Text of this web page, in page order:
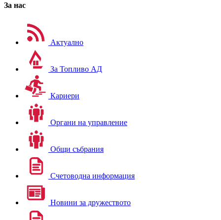
За нас
Актуално
За Топливо АД
Кариери
Органи на управление
Общи събрания
Счетоводна информация
Новини за дружеството